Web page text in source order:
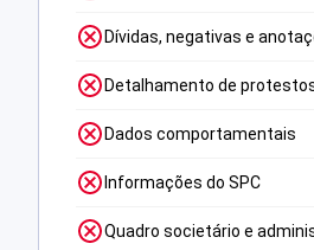
Dívidas, negativas e
Detalhamento de
Dados comportamentais
Informações do SPC
Quadro societário e